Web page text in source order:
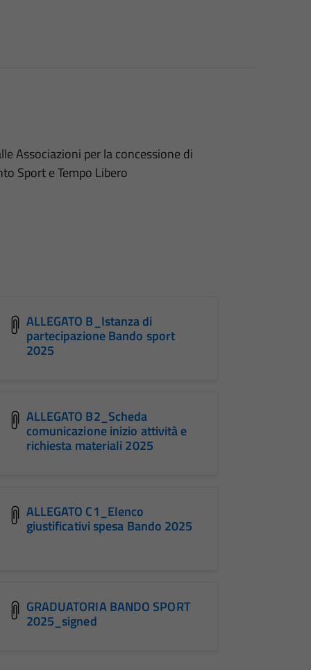
Associazioni per la concessione di
Sport e Tempo Libero
ALLEGATO B_Istanza di
partecipazione Bando sport
2025
ALLEGATO B2_Scheda
comunicazione inizio attività e
richiesta materiali 2025
ALLEGATO C1_Elenco
giustificativi spesa Bando 2025
GRADUATORIA BANDO SPORT
2025_signed